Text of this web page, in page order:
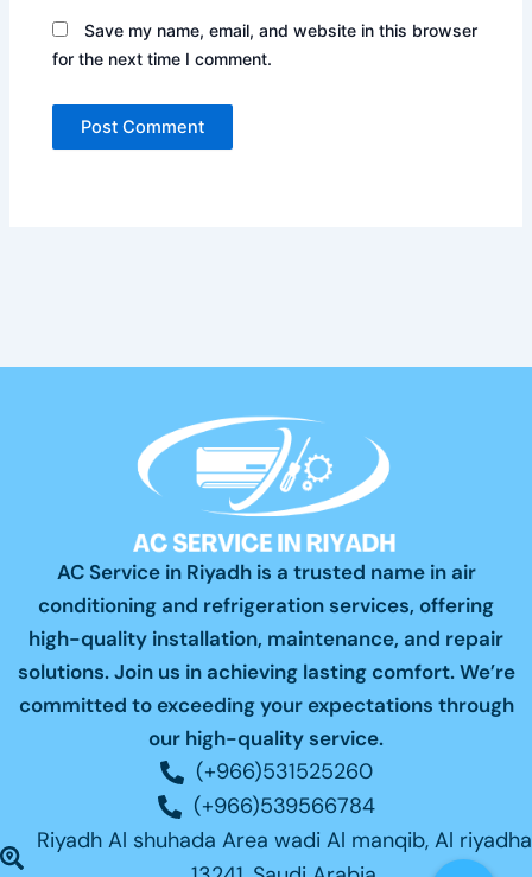
Save my name, email, and website in this browser
for the next time I comment.
AC Service in Riyadh is a trusted name in air
conditioning and refrigeration services, offering
high-quality installation, maintenance, and repair
solutions. Join us in achieving lasting comfort. We’re
committed to exceeding your expectations through
our high-quality service.
(+966)531525260
(+966)539566784
Riyadh Al shuhada Area wadi Al manqib, Al riyadha